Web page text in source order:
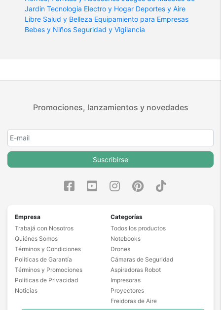
Jardin Tecnologia Electro y Hogar Deportes y Aire
Libre Salud y Belleza Equipamiento para Empresas
Bebes y Niños Seguridad y Vigilancia
Promociones, lanzamientos y novedades
Suscribirse
Empresa
Trabajá con Nosotros
Quiénes Somos
Términos y Condiciones
Políticas de Garantía
Términos y Promociones
Políticas de Privacidad
Noticias
Categorías
Todos los productos
Notebooks
Drones
Cámaras de Seguridad
Aspiradoras Robot
Impresoras
Proyectores
Freidoras de Aire